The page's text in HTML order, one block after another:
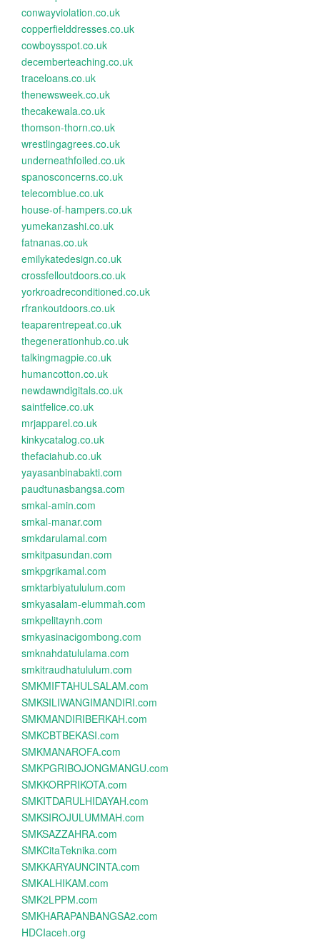
conwayviolation.co.uk
copperfielddresses.co.uk
cowboysspot.co.uk
decemberteaching.co.uk
traceloans.co.uk
thenewsweek.co.uk
thecakewala.co.uk
thomson-thorn.co.uk
wrestlingagrees.co.uk
underneathfoiled.co.uk
spanosconcerns.co.uk
telecomblue.co.uk
house-of-hampers.co.uk
yumekanzashi.co.uk
fatnanas.co.uk
emilykatedesign.co.uk
crossfelloutdoors.co.uk
yorkroadreconditioned.co.uk
rfrankoutdoors.co.uk
teaparentrepeat.co.uk
thegenerationhub.co.uk
talkingmagpie.co.uk
humancotton.co.uk
newdawndigitals.co.uk
saintfelice.co.uk
mrjapparel.co.uk
kinkycatalog.co.uk
thefaciahub.co.uk
yayasanbinabakti.com
paudtunasbangsa.com
smkal-amin.com
smkal-manar.com
smkdarulamal.com
smkitpasundan.com
smkpgrikamal.com
smktarbiyatululum.com
smkyasalam-elummah.com
smkpelitaynh.com
smkyasinacigombong.com
smknahdatululama.com
smkitraudhatululum.com
SMKMIFTAHULSALAM.com
SMKSILIWANGIMANDIRI.com
SMKMANDIRIBERKAH.com
SMKCBTBEKASI.com
SMKMANAROFA.com
SMKPGRIBOJONGMANGU.com
SMKKORPRIKOTA.com
SMKITDARULHIDAYAH.com
SMKSIROJULUMMAH.com
SMKSAZZAHRA.com
SMKCitaTeknika.com
SMKKARYAUNCINTA.com
SMKALHIKAM.com
SMK2LPPM.com
SMKHARAPANBANGSA2.com
HDCIaceh.org